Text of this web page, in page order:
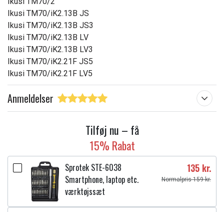
TM70/iK2.13B LV
TM70/iK2.13B JS
TM70/iK2.13B LV3
TM70/iK2.13B JS3
TM70/iK2.21F LV5
TM70/iK2.21F JS5
Læs om betydningen af egenskaberne
Ikusi TM70/iK2.13B JS
Ikusi TM70/iK2.13B JS3
Ikusi TM70/iK2.13B LV
Ikusi TM70/iK2.13B LV3
Ikusi TM70/iK2.21F JS5
Ikusi TM70/iK2.21F LV5
Anmeldelser
Tilføj nu – få
15% Rabat
Sprotek STE-6038
Smartphone, laptop etc.
værktøjssæt
135 kr.
Normalpris 159 kr.